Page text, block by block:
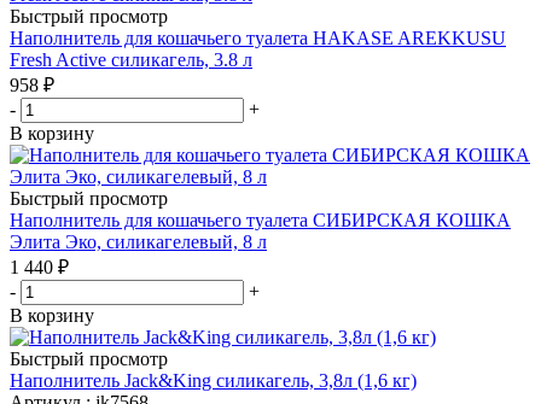
Быстрый просмотр
Наполнитель для кошачьего туалета HAKASE AREKKUSU
Fresh Active силикагель, 3.8 л
958 ₽
-
+
В корзину
Быстрый просмотр
Наполнитель для кошачьего туалета СИБИРСКАЯ КОШКА
Элита Эко, силикагелевый, 8 л
1 440 ₽
-
+
В корзину
Быстрый просмотр
Наполнитель Jack&King силикагель, 3,8л (1,6 кг)